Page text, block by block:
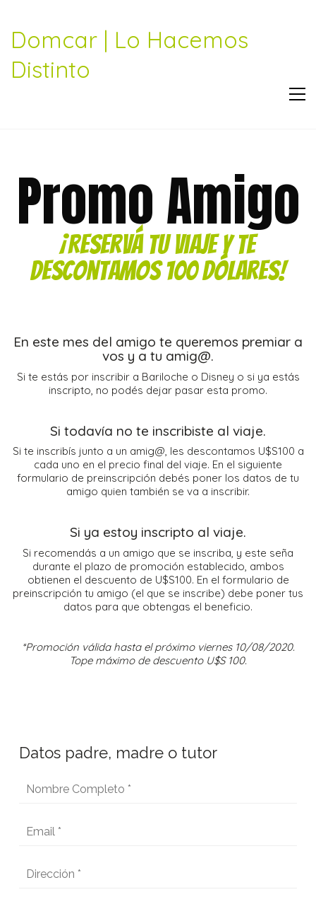
Domcar | Lo Hacemos
Distinto
Promo Amigo
¡Reservá tu viaje y te
descontamos 100 dólares!
En este mes del amigo te queremos premiar a
vos y a tu amig@.
Si te estás por inscribir a Bariloche o Disney o si ya estás
inscripto, no podés dejar pasar esta promo.
Si todavía no te inscribiste al viaje.
Si te inscribís junto a un amig@, les descontamos U$S100 a
cada uno en el precio final del viaje. En el siguiente
formulario de preinscripción debés poner los datos de tu
amigo quien también se va a inscribir.
Si ya estoy inscripto al viaje.
Si recomendás a un amigo que se inscriba, y este seña
durante el plazo de promoción establecido, ambos
obtienen el descuento de U$S100. En el formulario de
preinscripción tu amigo (el que se inscribe) debe poner tus
datos para que obtengas el beneficio.
*Promoción válida hasta el próximo viernes 10/08/2020.
Tope máximo de descuento U$S 100.
Datos padre, madre o tutor